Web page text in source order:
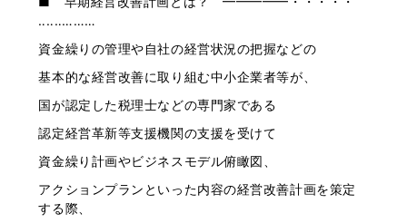
‥‥‥………
資金繰りの管理や自社の経営状況の把握などの
基本的な経営改善に取り組む中小企業者等が、
国が認定した税理士などの専門家である
認定経営革新等支援機関の支援を受けて
資金繰り計画やビジネスモデル俯瞰図、
アクションプランといった内容の経営改善計画を策定
する際、